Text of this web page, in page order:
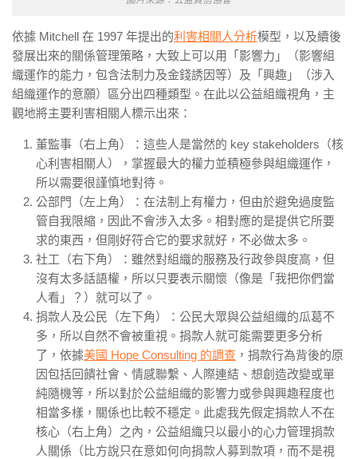
依據 Mitchell 在 1997 年提出的利害相關人分析模型，以及續後
發展出來的關係管理策略，大致上可以用「影響力」（影響組
織運作的能力，包含法制力及金錢誘因等）及「興趣」（涉入
組織運作的意願）區分出四種類型。在此以公益組織視角，主
觀地將主要利害相關人標示出來：
董監事（右上角）：這些人是當然的 key stakeholders（核
心利害相關人），掌握最大的權力並積極參與組織運作，
所以需要很謹慎地對待。
公部門（左上角）：在法制上有權力，但由於避免過度監
管自我限縮，因此不會涉入太多。相對應的是提供它所要
求的東西，但剛好符合它的要求就好，不必做太多。
社工（右下角）：雖然對組織的服務及行政參與度高，但
沒有太多話語權，所以只要表示關懷（像是「我把你們當
人看」？）就可以了。
捐款人及公民（左下角）：公民大眾與公益組織的瓜葛不
多，所以自然不會被重視。捐款人就可能需要更多分析
了，依據美國 Hope Consulting 的調查 ，捐款行為背後的原
因包括回饋社會、情感聯繫、人際連結、想創造改變或單
純隨機等，所以對於公益組織的影響力或參與興趣程度也
相當多樣，關係也比較不穩定。此處我先假定捐款人不在
核心（右上角）之內，公益組織只以最小的心力管理捐款
人關係（比方說只在意如何向捐款人募到款項，而不是視